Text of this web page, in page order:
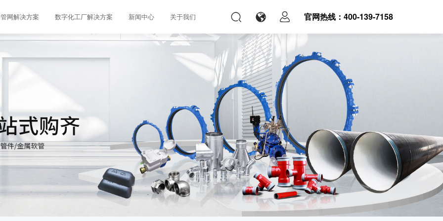
官网热线：400-139-7158
管网解决方案 数字化工厂解决方案 新闻中心 关于我们